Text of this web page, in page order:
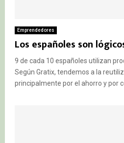
Emprendedores
Los españoles son
9 de cada 10 españoles utilizan
Según Gratix, tendemos a la
principalmente por el ahorro y por